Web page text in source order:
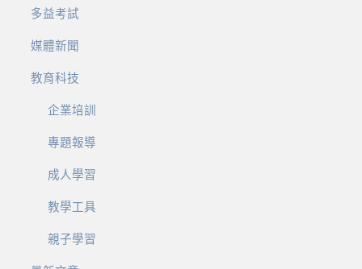
多益考試
媒體新聞
教育科技
企業培訓
專題報導
成人學習
教學工具
親子學習